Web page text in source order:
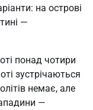
на острові
—
понад чотири
зустрічаються
немає, але
—